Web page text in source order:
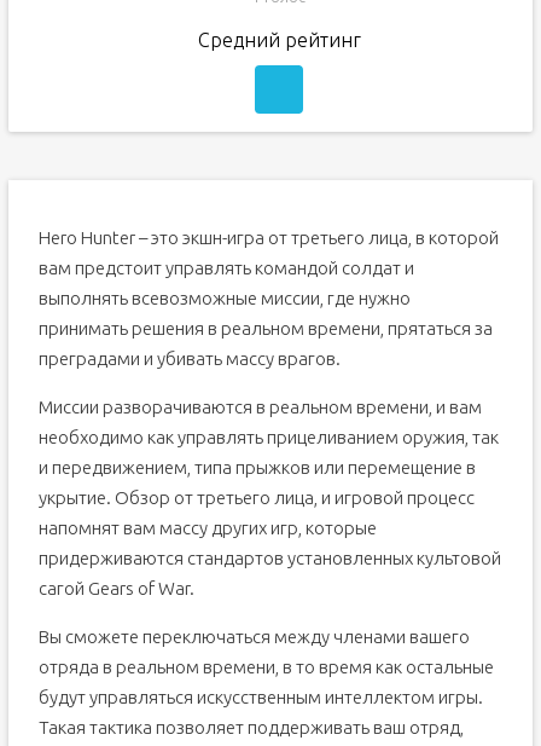
Средний рейтинг
Hero Hunter – это экшн-игра от третьего лица, в которой
вам предстоит управлять командой солдат и
выполнять всевозможные миссии, где нужно
принимать решения в реальном времени, прятаться за
преградами и убивать массу врагов.
Миссии разворачиваются в реальном времени, и вам
необходимо как управлять прицеливанием оружия, так
и передвижением, типа прыжков или перемещение в
укрытие. Обзор от третьего лица, и игровой процесс
напомнят вам массу других игр, которые
придерживаются стандартов установленных культовой
сагой Gears of War.
Вы сможете переключаться между членами вашего
отряда в реальном времени, в то время как остальные
будут управляться искусственным интеллектом игры.
Такая тактика позволяет поддерживать ваш отряд,